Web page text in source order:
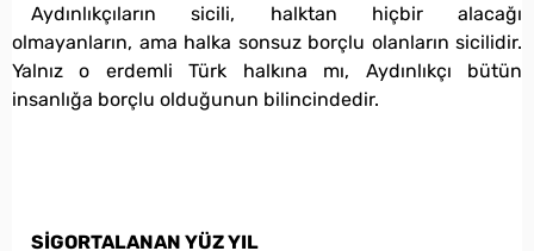
Aydınlıkçıların sicili, halktan hiçbir alacağı
olmayanların, ama halka sonsuz borçlu olanların sicilidir.
Yalnız o erdemli Türk halkına mı, Aydınlıkçı bütün
insanlığa borçlu olduğunun bilincindedir.
SİGORTALANAN YÜZ YIL